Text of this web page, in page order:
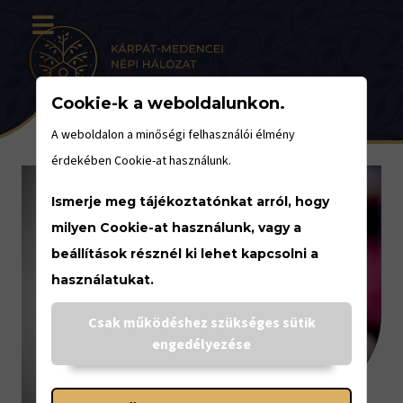
Cookie-k a weboldalunkon.
A weboldalon a minőségi felhasználói élmény
érdekében Cookie-at használunk.
Ismerje meg tájékoztatónkat arról, hogy
milyen Cookie-at használunk, vagy a
beállítások résznél ki lehet kapcsolni a
használatukat.
Csak működéshez szükséges sütik
engedélyezése